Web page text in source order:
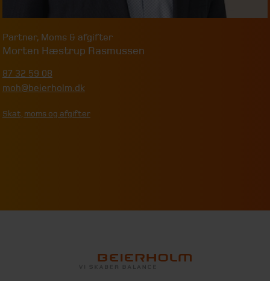
Partner, Moms & afgifter
Morten Hæstrup Rasmussen
87 32 59 08
moh@beierholm.dk
Skat, moms og afgifter